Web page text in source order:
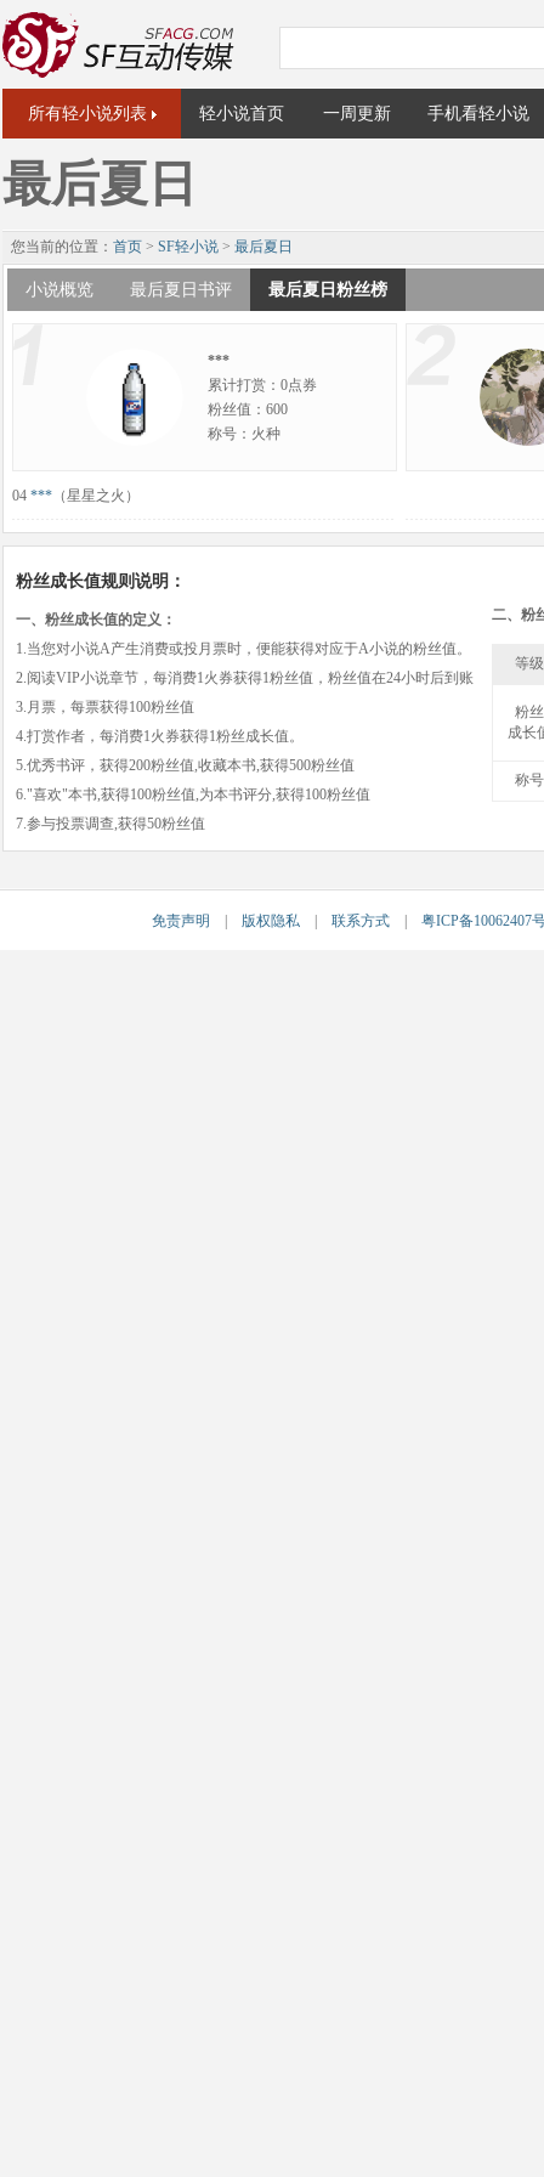
所有轻小说列表 轻小说首页 一周更新 手机看轻小说
最后夏日
您当前的位置： 首页 > SF轻小说 > 最后夏日
小说概览 最后夏日书评 最后夏日粉丝榜
***
累计打赏：0点券
粉丝值：600
称号：火种
04 *** （星星之火）
粉丝成长值规则说明：
一、粉丝成长值的定义：
1.当您对小说A产生消费或投月票时，便能获得对应于A小说的粉丝值。
2.阅读VIP小说章节，每消费1火券获得1粉丝值，粉丝值在24小时后到账
3.月票，每票获得100粉丝值
4.打赏作者，每消费1火券获得1粉丝成长值。
5.优秀书评，获得200粉丝值,收藏本书,获得500粉丝值
6."喜欢"本书,获得100粉丝值,为本书评分,获得100粉丝值
7.参与投票调查,获得50粉丝值
二、粉
等级
粉丝
成长
称号
免责声明 版权隐私 联系方式 粤ICP备10062407